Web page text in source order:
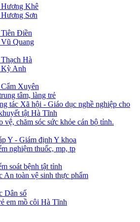
Khê
Sơn
Điền
Quang
Hà
Anh
Xuyên
tâm, làng trẻ
tác Xã hội - Giáo dục nghề nghiệp cho
tật Hà Tĩnh
vệ, chăm sóc sức khỏe cán bộ tỉnh.
Y - Giám định Y khoa
nghiệm thuốc, mp, tp
soát bệnh tật tỉnh
An toàn vệ sinh thực phẩm
Dân số
em mồ côi Hà Tĩnh